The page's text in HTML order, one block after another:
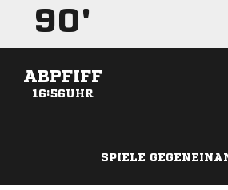
90'
ABPFIFF
16:56UHR
SPIELE